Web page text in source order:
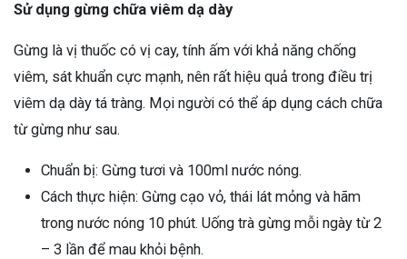
Sử dụng gừng chữa viêm dạ dày
Gừng là vị thuốc có vị cay, tính ấm với khả năng chống
viêm, sát khuẩn cực mạnh, nên rất hiệu quả trong điều trị
viêm dạ dày tá tràng. Mọi người có thể áp dụng cách chữa
từ gừng như sau.
Chuẩn bị: Gừng tươi và 100ml nước nóng.
Cách thực hiện: Gừng cạo vỏ, thái lát mỏng và hãm
trong nước nóng 10 phút. Uống trà gừng mỗi ngày từ 2
– 3 lần để mau khỏi bệnh.